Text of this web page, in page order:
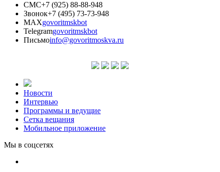
СМС+7 (925) 88-88-948
Звонок+7 (495) 73-73-948
MAXgovoritmskbot
Telegramgovoritmskbot
Письмоinfo@govoritmoskva.ru
Новости
Интервью
Программы и ведущие
Сетка вещания
Мобильное приложение
Мы в соцсетях